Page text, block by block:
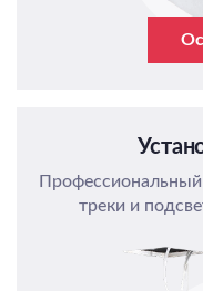
треки и